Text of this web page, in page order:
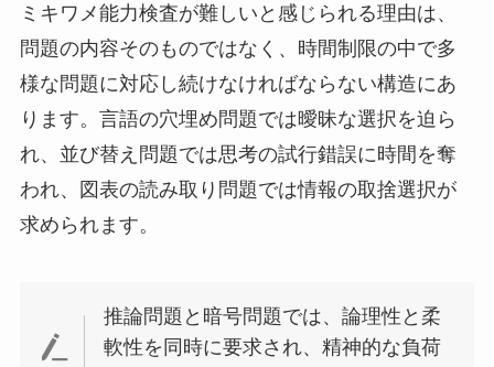
ミキワメ能力検査が難しいと感じられる理由は、
問題の内容そのものではなく、時間制限の中で多
様な問題に対応し続けなければならない構造にあ
ります。言語の穴埋め問題では曖昧な選択を迫ら
れ、並び替え問題では思考の試行錯誤に時間を奪
われ、図表の読み取り問題では情報の取捨選択が
求められます。
推論問題と暗号問題では、論理性と柔
軟性を同時に要求され、精神的な負荷